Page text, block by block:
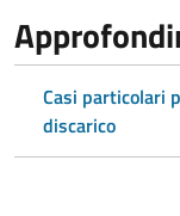
Casi particolari
discarico